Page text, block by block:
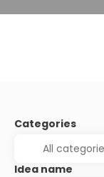
Categories
Idea name